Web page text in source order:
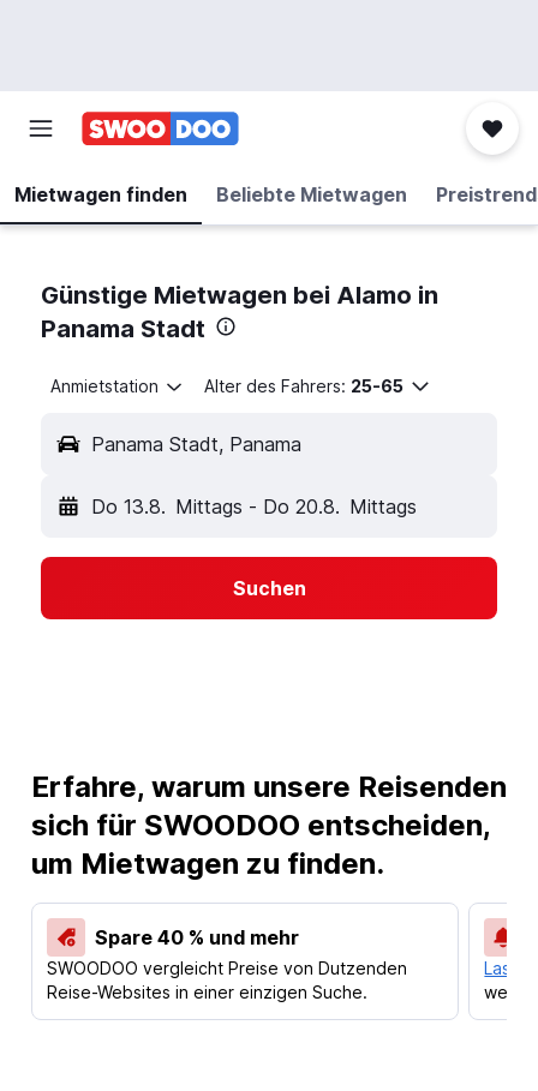
Mietwagen finden Beliebte Mietwagen
Günstige Mietwagen bei Alamo in
Panama Stadt
Anmietstation Alter des Fahrers: 25-65
Panama Stadt, Panama
Do 13.8. Mittags - Do 20.8. Mittags
Suchen
Erfahre, warum unsere Reisenden
sich für SWOODOO entscheiden,
um Mietwagen zu finden.
Spare 40 % und mehr
SWOODOO vergleicht Preise von Dutzenden
Reise-Websites in einer einzigen Suche.
Lass